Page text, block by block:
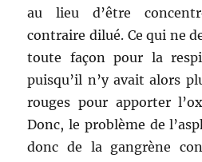
au lieu d’être
contraire dilué. Ce qui ne
toute façon pour la
puisqu’il n’y avait alors
rouges pour apporter
Donc, le problème de
donc de la gangrène